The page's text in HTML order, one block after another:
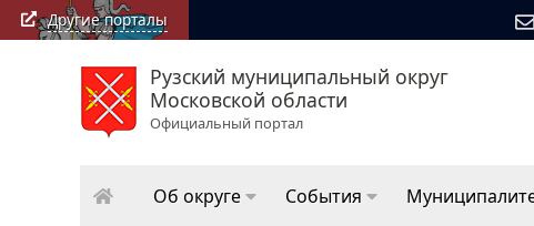
Другие порталы
Рузский муниципальный округ
Московской области
Официальный портал
Об округе События